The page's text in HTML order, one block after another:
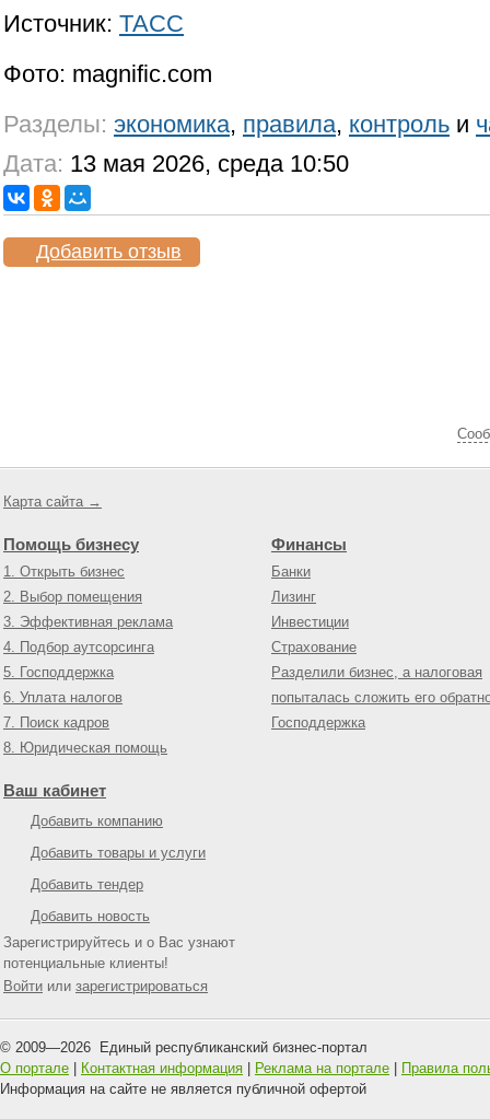
Источник: ТАСС
Фото: magnific.com
Разделы: экономика, правила, контроль и
Дата: 13 мая 2026, среда 10:50
Добавить отзыв
Карта сайта →
Помощь бизнесу
1. Открыть бизнес
2. Выбор помещения
3. Эффективная реклама
4. Подбор аутсорсинга
5. Господдержка
6. Уплата налогов
7. Поиск кадров
8. Юридическая помощь
Финансы
Банки
Лизинг
Инвестиции
Страхование
Разделили бизнес, а налоговая
попыталась сложить его
Господдержка
Ваш кабинет
Добавить компанию
Добавить товары и услуги
Добавить тендер
Добавить новость
Зарегистрируйтесь и о Вас узнают
потенциальные клиенты!
Войти или зарегистрироваться
© 2009—2026 Единый республиканский бизнес-портал
О портале
Контактная информация Реклама на портале
Правила
Информация на сайте не является публичной офертой